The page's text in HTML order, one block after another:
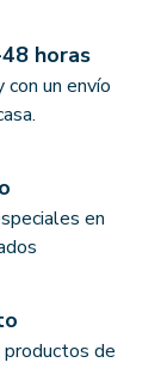
horas
un envío
en
de